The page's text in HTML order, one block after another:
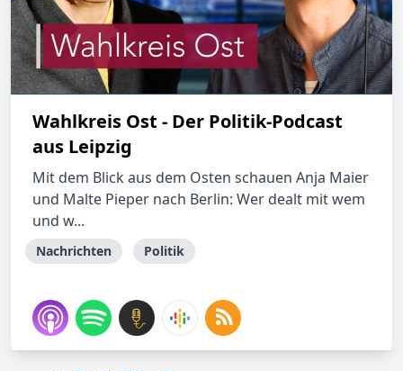
Wahlkreis Ost - Der Politik-Podcast
aus Leipzig
Mit dem Blick aus dem Osten schauen Anja Maier
und Malte Pieper nach Berlin: Wer dealt mit wem
und w...
Nachrichten Politik